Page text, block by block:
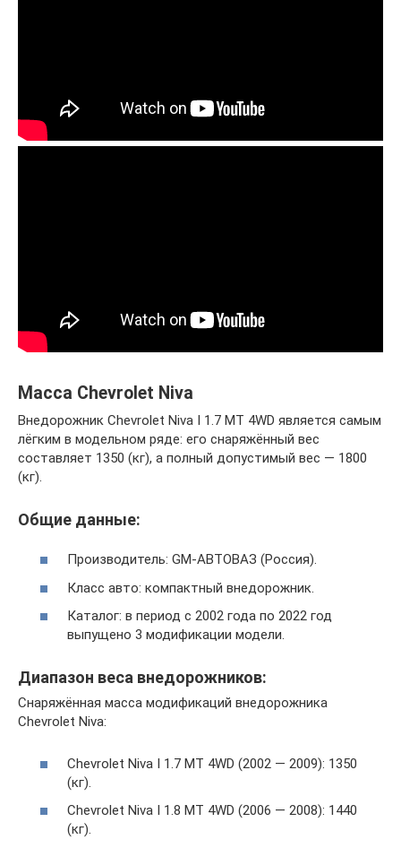
Масса Chevrolet Niva
Внедорожник Chevrolet Niva I 1.7 MT 4WD является самым
лёгким в модельном ряде: его снаряжённый вес
составляет 1350 (кг), а полный допустимый вес — 1800
(кг).
Общие данные:
Производитель: GM-АВТОВАЗ (Россия).
Класс авто: компактный внедорожник.
Каталог: в период с 2002 года по 2022 год
выпущено 3 модификации модели.
Диапазон веса внедорожников:
Снаряжённая масса модификаций внедорожника
Chevrolet Niva:
Chevrolet Niva I 1.7 MT 4WD (2002 — 2009): 1350
(кг).
Chevrolet Niva I 1.8 MT 4WD (2006 — 2008): 1440
(кг).